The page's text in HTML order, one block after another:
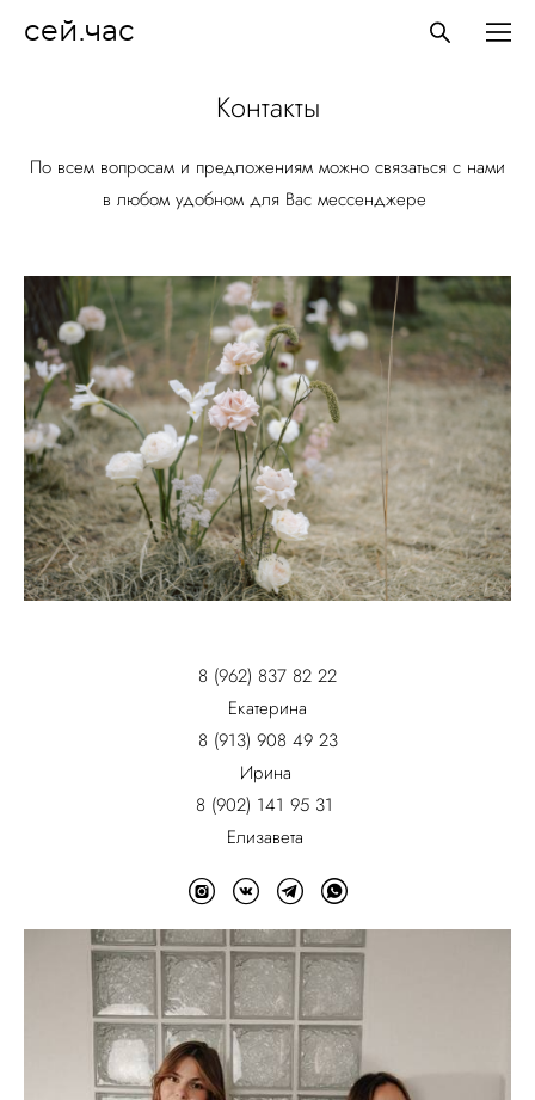
сей.час
Контакты
По всем вопросам и предложениям можно связаться с нами
в любом удобном для Вас мессенджере
8 (962) 837 82 22
Екатерина
8 (913) 908 49 23
Ирина
8 (902) 141 95 31
Елизавета